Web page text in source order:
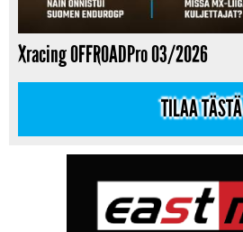
Xracing OFFROADPro 03/2026
TILAA TÄSTÄ